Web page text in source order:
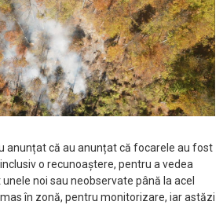
anunțat că au anunțat că focarele au fost
o recunoaștere, pentru a vedea
noi sau neobservate până la acel
în zonă, pentru monitorizare, iar astăzi